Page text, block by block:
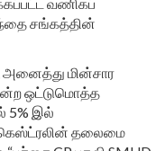
சங்கத்தின்
மின்சார
ஒட்டுமொத்த
5% இல்
கெஸ்ட்ரலின் தலைமை